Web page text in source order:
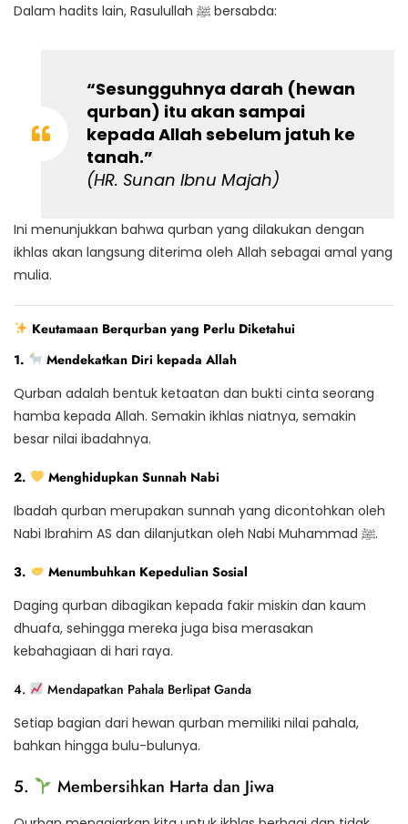
Dalam hadits lain, Rasulullah ﷺ bersabda:
“Sesungguhnya darah (hewan
qurban) itu akan sampai
kepada Allah sebelum jatuh ke
tanah.”
(HR. Sunan Ibnu Majah)
Ini menunjukkan bahwa qurban yang dilakukan dengan
ikhlas akan langsung diterima oleh Allah sebagai amal yang
mulia.
Keutamaan Berqurban yang Perlu Diketahui
1.
Mendekatkan Diri kepada Allah
Qurban adalah bentuk ketaatan dan bukti cinta seorang
hamba kepada Allah. Semakin ikhlas niatnya, semakin
besar nilai ibadahnya.
2.
Menghidupkan Sunnah Nabi
Ibadah qurban merupakan sunnah yang dicontohkan oleh
Nabi Ibrahim AS dan dilanjutkan oleh Nabi Muhammad ﷺ.
3.
Menumbuhkan Kepedulian Sosial
Daging qurban dibagikan kepada fakir miskin dan kaum
dhuafa, sehingga mereka juga bisa merasakan
kebahagiaan di hari raya.
4.
Mendapatkan Pahala Berlipat Ganda
Setiap bagian dari hewan qurban memiliki nilai pahala,
bahkan hingga bulu-bulunya.
5. Membersihkan Harta dan Jiwa